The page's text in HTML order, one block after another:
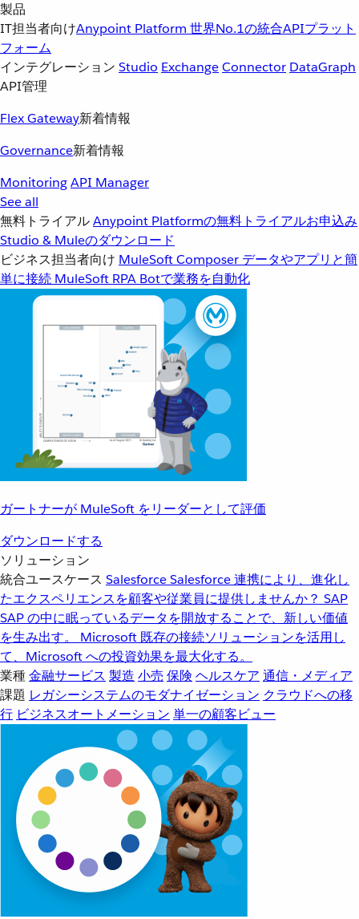
製品
IT担当者向けAnypoint Platform 世界No.1の統合APIプラット
フォーム
インテグレーション Studio ExchangeConnector DataGraph
API管理
Flex Gateway新着情報
Governance新着情報
MonitoringAPI Manager
See all
無料トライアルAnypoint Platformの無料トライアルお申込み
Studio & Muleのダウンロード
ビジネス担当者向け MuleSoft Composer データやアプリと簡
単に接続 MuleSoft RPA Botで業務を自動化
ガートナーが MuleSoft をリーダーとして評価
ダウンロードする
ソリューション
統合ユースケース SalesforceSalesforce 連携により、進化し
たエクスペリエンスを顧客や従業員に提供しませんか？ SAP
SAP の中に眠っているデータを開放することで、新しい価値
を生み出す。
Microsoft 既存の接続ソリューションを活用し
て、Microsoft への投資効果を最大化する。
業種金融サービス 製造 小売 保険 ヘルスケア 通信・メディア
課題 レガシーシステムのモダナイゼーション クラウドへの移
行 ビジネスオートメーション 単一の顧客ビュー